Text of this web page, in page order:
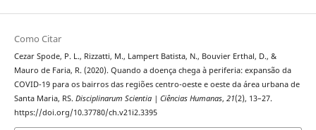
Como Citar
Cezar Spode, P. L., Rizzatti, M., Lampert Batista, N., Bouvier Erthal, D., &
Mauro de Faria, R. (2020). Quando a doença chega à periferia: expansão da
COVID-19 para os bairros das regiões centro-oeste e oeste da área urbana de
Santa Maria, RS. Disciplinarum Scientia | Ciências Humanas, 21(2), 13–27.
https://doi.org/10.37780/ch.v21i2.3395